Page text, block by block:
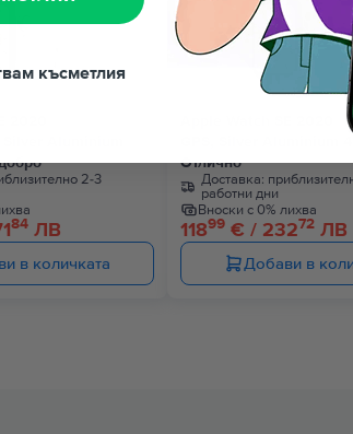
2-3
84ЛВ
в количката
GPS, Silver Aluminium
Отлично
Доставка:
работни дни
Вноски с 0% лихва
11899 € / 23272 ЛВ
Добави в
късметлия